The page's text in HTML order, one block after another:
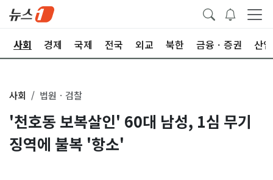
사회 경제 국제 전국 외교 북한 금융ㆍ증권 산업
사회 법원ㆍ검찰
'천호동 보복살인' 60대 남성, 1심 무기
징역에 불복 '항소'